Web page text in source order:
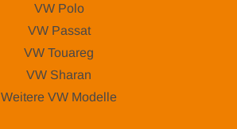
VW Polo
VW Passat
VW Touareg
VW Sharan
Weitere VW Modelle